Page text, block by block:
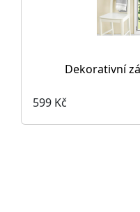
Dekorativní
599 Kč